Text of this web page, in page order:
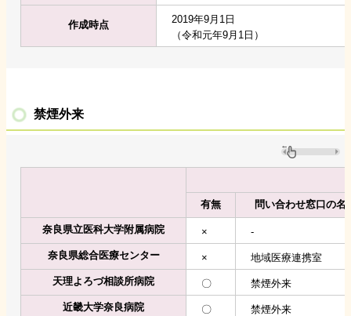
作成時点
2019年9月1日
（令和元年9月1日）
禁煙外来
有無 問い合わせ窓口の名
奈良県立医科大学附属病院 ×
-
奈良県総合医療センター
×
地域医療連携室
天理よろづ相談所病院
〇
禁煙外来
近畿大学奈良病院
〇
禁煙外来